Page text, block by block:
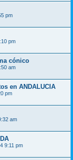
pm
pm
cónico
am
en ANDALUCIA
pm
am
9:11 pm